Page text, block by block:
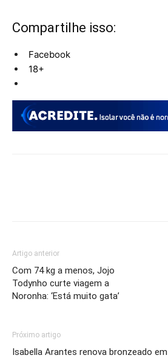
Compartilhe isso:
Facebook
18+
Artigo anterior
Com 74 kg a menos, Jojo
Todynho curte viagem a
Noronha: ‘Está muito gata’
Próximo artigo
Isabella Arantes renova bronzeado